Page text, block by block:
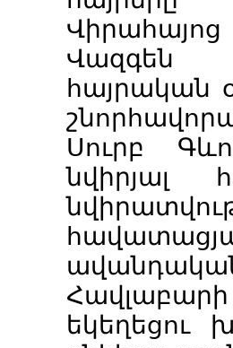
Վազգեն
հայրական
Սուրբ
նվիրյալ
եկեղեցու